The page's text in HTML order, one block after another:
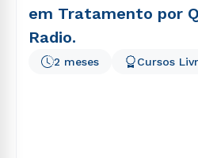
em Tratamento por
Radio.
2 meses Cursos